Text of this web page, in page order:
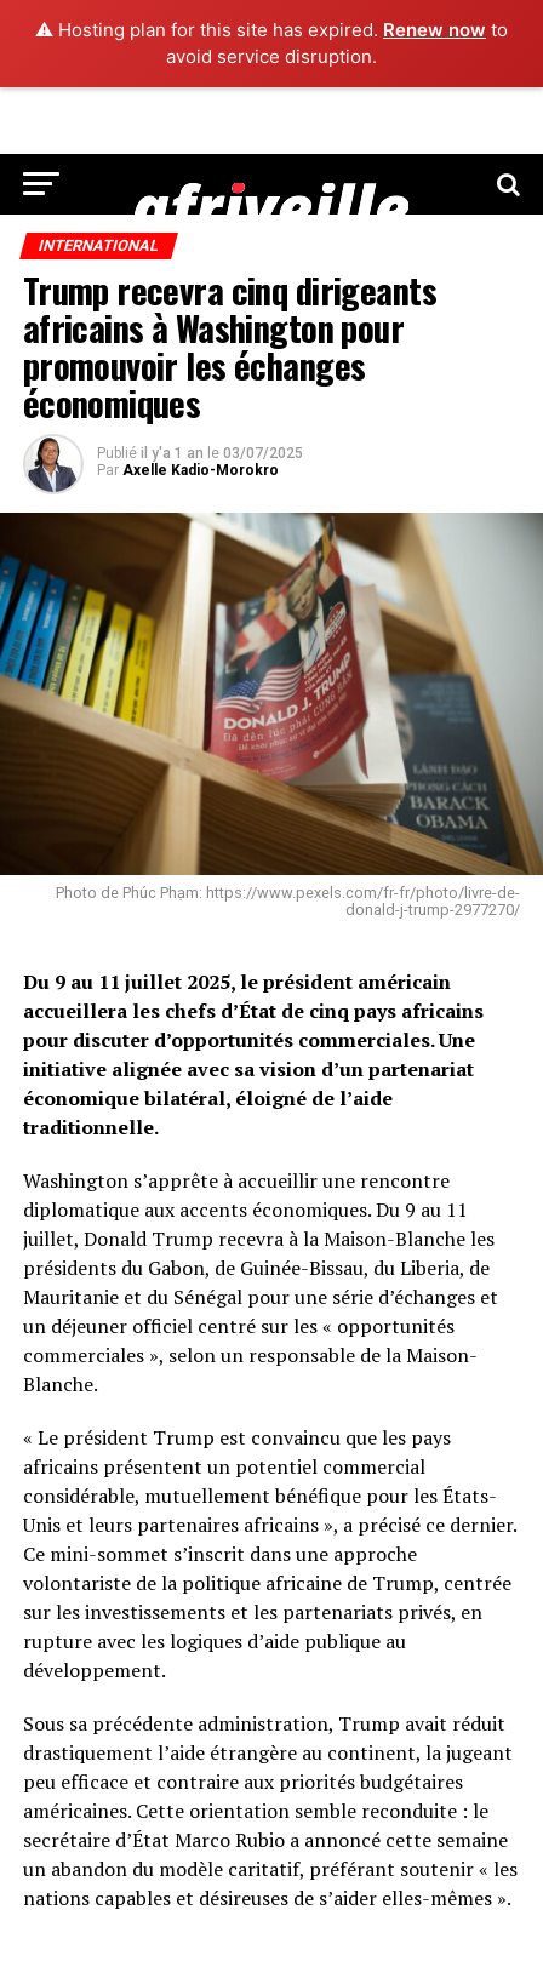
⚠️ Hosting plan for this site has expired. Renew now to
avoid service disruption.
INTERNATIONAL
Trump recevra cinq dirigeants
africains à Washington pour
promouvoir les échanges
économiques
Publié il y'a 1 an le 03/07/2025
Par Axelle Kadio-Morokro
Photo de Phúc Phạm: https://www.pexels.com/fr-fr/photo/livre-de-
donald-j-trump-2977270/
Du 9 au 11 juillet 2025, le président américain
accueillera les chefs d’État de cinq pays africains
pour discuter d’opportunités commerciales. Une
initiative alignée avec sa vision d’un partenariat
économique bilatéral, éloigné de l’aide
traditionnelle.
Washington s’apprête à accueillir une rencontre
diplomatique aux accents économiques. Du 9 au 11
juillet, Donald Trump recevra à la Maison-Blanche les
présidents du Gabon, de Guinée-Bissau, du Liberia, de
Mauritanie et du Sénégal pour une série d’échanges et
un déjeuner officiel centré sur les « opportunités
commerciales », selon un responsable de la Maison-
Blanche.
« Le président Trump est convaincu que les pays
africains présentent un potentiel commercial
considérable, mutuellement bénéfique pour les États-
Unis et leurs partenaires africains », a précisé ce dernier.
Ce mini-sommet s’inscrit dans une approche
volontariste de la politique africaine de Trump, centrée
sur les investissements et les partenariats privés, en
rupture avec les logiques d’aide publique au
développement.
Sous sa précédente administration, Trump avait réduit
drastiquement l’aide étrangère au continent, la jugeant
peu efficace et contraire aux priorités budgétaires
américaines. Cette orientation semble reconduite : le
secrétaire d’État Marco Rubio a annoncé cette semaine
un abandon du modèle caritatif, préférant soutenir « les
nations capables et désireuses de s’aider elles-mêmes ».